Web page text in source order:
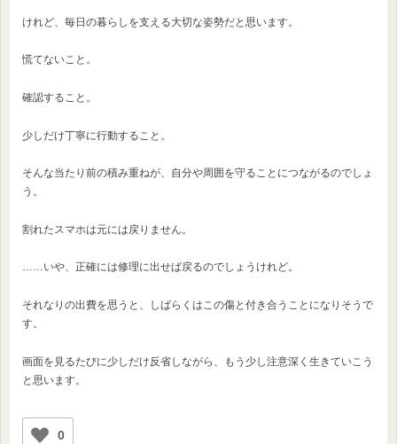
けれど、毎日の暮らしを支える大切な姿勢だと思います。
慌てないこと。
確認すること。
少しだけ丁寧に行動すること。
そんな当たり前の積み重ねが、自分や周囲を守ることにつながるのでしょ
う。
割れたスマホは元には戻りません。
……いや、正確には修理に出せば戻るのでしょうけれど。
それなりの出費を思うと、しばらくはこの傷と付き合うことになりそうで
す。
画面を見るたびに少しだけ反省しながら、もう少し注意深く生きていこう
と思います。
0